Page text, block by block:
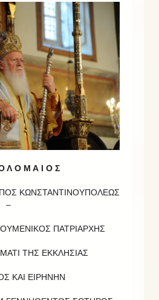
Λ Ο Μ Α Ι Ο Σ
ΚΩΝΣΤΑΝΤΙΝΟΥΠΟΛΕΩΣ
–
ΠΑΤΡΙΑΡΧΗΣ
ΤΗΣ ΕΚΚΛΗΣΙΑΣ
ΚΑΙ ΕΙΡΗΝΗΝ